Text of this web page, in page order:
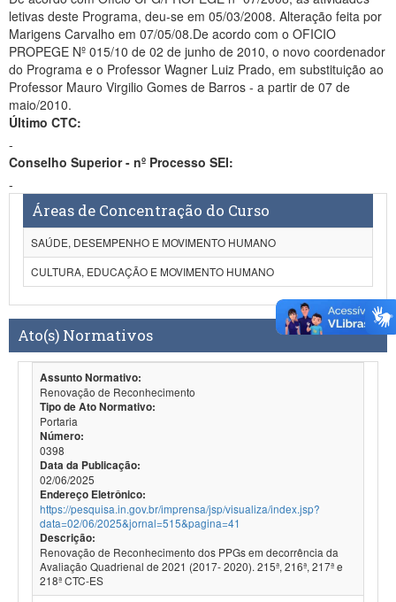
letivas deste Programa, deu-se em 05/03/2008. Alteração feita por
Marigens Carvalho em 07/05/08.De acordo com o OFICIO
PROPEGE Nº 015/10 de 02 de junho de 2010, o novo coordenador
do Programa e o Professor Wagner Luiz Prado, em substituição ao
Professor Mauro Virgilio Gomes de Barros - a partir de 07 de
maio/2010.
Último CTC:
-
Conselho Superior - nº Processo SEI:
-
Áreas de Concentração do Curso
SAÚDE, DESEMPENHO E MOVIMENTO HUMANO
CULTURA, EDUCAÇÃO E MOVIMENTO HUMANO
Ato(s) Normativos
Assunto Normativo:
Renovação de Reconhecimento
Tipo de Ato Normativo:
Portaria
Número:
0398
Data da Publicação:
02/06/2025
Endereço Eletrônico:
https://pesquisa.in.gov.br/imprensa/jsp/visualiza/index.jsp?
data=02/06/2025&jornal=515&pagina=41
Descrição:
Renovação de Reconhecimento dos PPGs em decorrência da
Avaliação Quadrienal de 2021 (2017- 2020). 215ª, 216ª, 217ª e
218ª CTC-ES